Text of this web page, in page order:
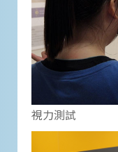
視力測試